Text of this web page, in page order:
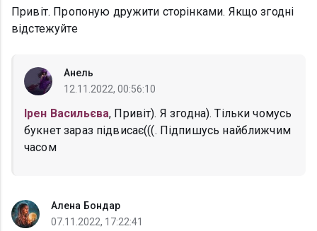
Привіт. Пропоную дружити сторінками. Якщо згодні
відстежуйте
Анель
12.11.2022, 00:56:10
Ірен Васильєва, Привіт). Я згодна). Тільки чомусь
букнет зараз підвисає(((. Підпишусь найближчим
часом
Алена Бондар
07.11.2022, 17:22:41